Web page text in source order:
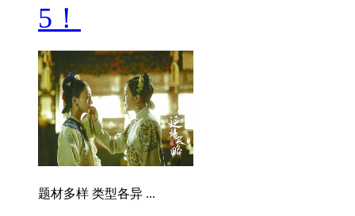
5！
题材多样 类型各异 ...